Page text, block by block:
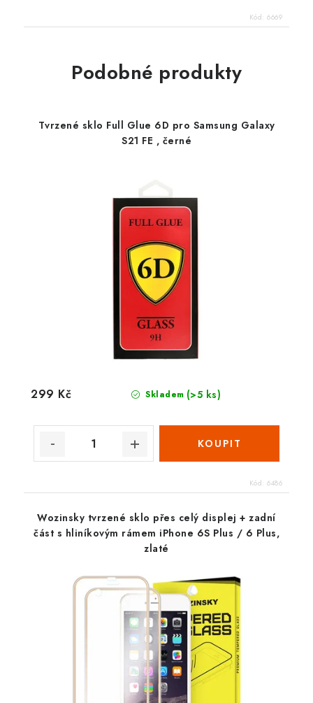
Kód: 6669
Podobné produkty
Tvrzené sklo Full Glue 6D pro Samsung Galaxy
S21 FE , černé
Skladem (>5 ks)
299 Kč
Kód: 6486
Wozinsky tvrzené sklo přes celý displej + zadní
část s hliníkovým rámem iPhone 6S Plus / 6 Plus,
zlaté